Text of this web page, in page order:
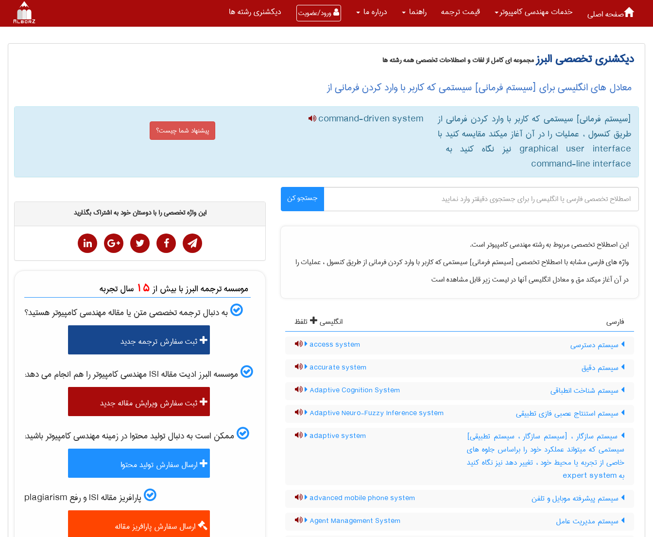
صفحه اصلی خدمات مهندسی كامپيوتر قیمت ترجمه راهنما درباره ما ورود/عضویت دیکشنری رشته ها
دیکشنری تخصصی البرزمجموعه ای کامل از لغات و اصطلاحات تخصصی همه رشته ها
معادل های انگلیسی برای [سیستم فرمانی] سیستمی که کاربر با وارد کردن فرمانی از
[سیستم فرمانی] سیستمی که کاربر با وارد کردن فرمانی از
طریق کنسول ، عملیات را در آن آغاز میکند مقایسه کنید با
command-line interface
command-driven system
پیشنهاد شما چیست؟
جستجو کن
این اصطلاح تخصصی مربوط به رشتهمهندسی كامپيوتراست.
واژه های فارسی مشابه با اصطلاح تخصصی [سیستم فرمانی] سیستمی که کاربر با وارد کردن فرمانی از طریق کنسول ، عملیات را
در آن آغاز میکند مقو معادل انگلیسی آنها در لیست زیر قابل مشاهده است
فارسی انگلیسی
تلفظ
سیستم دسترسی
access system
سیستم دقیق accurate system
سیستم شناخت انطباقی Adaptive Cognition System
سیستم استنتاج عصبی فازی تطبیقی Adaptive Neuro-Fuzzy Inference system
سیستم سازگار ، [سیستم سازگار ، سیستم تطبیقی]
سیستمی که میتواند عملکرد خود را براساس جلوه های
خاصی از تجربه یا محیط خود ، تغییر دهد نیز نگاه کنید
به ‎ expert system
adaptive system
سیستم پیشرفته موبایل و تلفن advanced mobile phone system
سیستم مدیریت عامل Agent Management System
این واژه تخصصی را با دوستان خود به اشتراک بگذارید
موسسه ترجمه البرز با بیش از 15 سال تجربه
به دنبال ترجمه تخصصی متن یا مقالهمهندسی كامپيوترهستید؟
ثبت سفارش ترجمه جدید
موسسه البرز ادیت مقاله ISI مهندسی كامپيوتررا هم انجام می دهد:
ثبت سفارش ویرایش مقاله جدید
ممکن است به دنبال تولید محتوا در زمینهمهندسی كامپيوترباشید:
ارسال سفارش تولید محتوا
پارافریز مقاله ISI و رفع plagiarism
ارسال سفارش پارافریز مقاله